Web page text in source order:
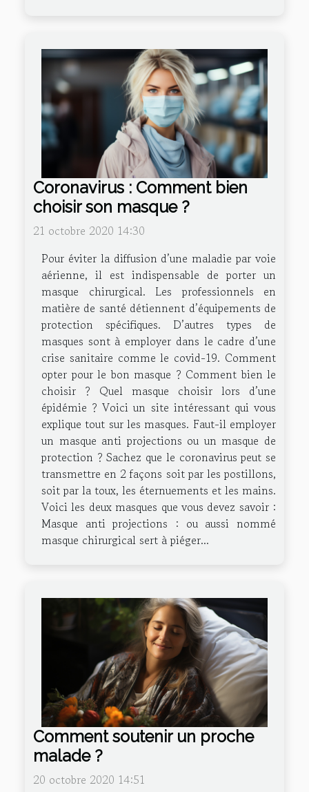
Coronavirus : Comment bien
choisir son masque ?
21 octobre 2020 14:30
Pour éviter la diffusion d’une maladie par voie
aérienne, il est indispensable de porter un
masque chirurgical. Les professionnels en
matière de santé détiennent d’équipements de
protection spécifiques. D’autres types de
masques sont à employer dans le cadre d’une
crise sanitaire comme le covid-19. Comment
opter pour le bon masque ? Comment bien le
choisir ? Quel masque choisir lors d’une
épidémie ? Voici un site intéressant qui vous
explique tout sur les masques. Faut-il employer
un masque anti projections ou un masque de
protection ? Sachez que le coronavirus peut se
transmettre en 2 façons soit par les postillons,
soit par la toux, les éternuements et les mains.
Voici les deux masques que vous devez savoir :
Masque anti projections : ou aussi nommé
masque chirurgical sert à piéger...
Comment soutenir un proche
malade ?
20 octobre 2020 14:51